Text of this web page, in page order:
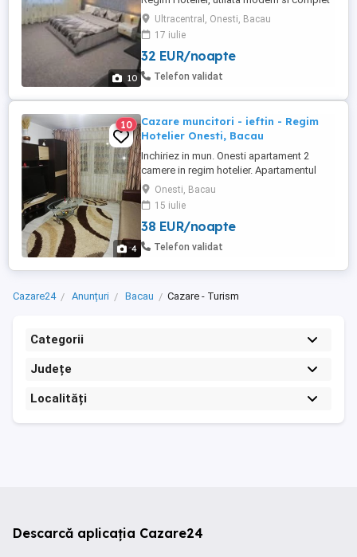
10
mobilata, toate echipamentele fiind in
perfecta stare de functionare. Locatia
este situata intr-o zona Ultracentrala si
usor accesibila a orasului Onesti,
oferindu-va totodata un spatiu generos de
Ultracentral, Onesti, Bacau
17 iulie
32 EUR/noapte
Telefon validat
4
10
Cazare muncitori - ieftin - Regim
Hotelier Onesti, Bacau
Inchiriez in mun. Onesti apartament 2
camere in regim hotelier. Apartamentul
este proaspat renovat, utilat, mobilat, tv
smart in camere si bucatarie, internet,
cablu tv, masina de spalat, microunde,
espresor, fier de călcat, etc. Pretul este de
200 ei pe zi - 2- 3 persoane.
Onesti, Bacau
15 iulie
38 EUR/noapte
Telefon validat
Cazare24 Anunțuri Bacau Cazare - Turism
Categorii
Județe
Localități
Descarcă aplicația Cazare24